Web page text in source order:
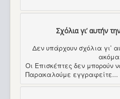
Σχόλια γι’ αυτήν
Δεν υπάρχουν σχόλια γι’
Οι Επισκέπτες δεν μπορούν
Παρακαλούμε εγγραφείτε...